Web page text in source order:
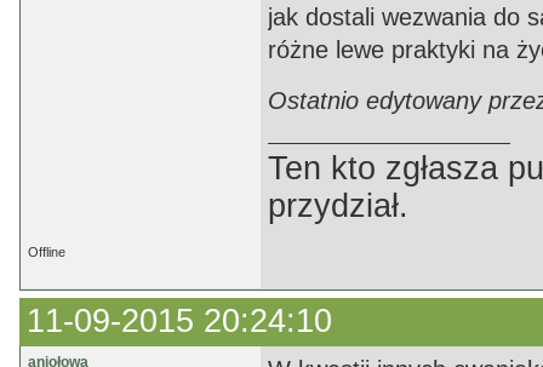
jak dostali wezwania do
różne lewe praktyki na
Ostatnio edytowany
Ten kto zgłasza
przydział.
Offline
11-09-2015 20:24:10
aniołowa